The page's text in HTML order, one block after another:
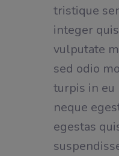
tristique
integer
vulputate
sed odio
turpis in eu
neque
egestas